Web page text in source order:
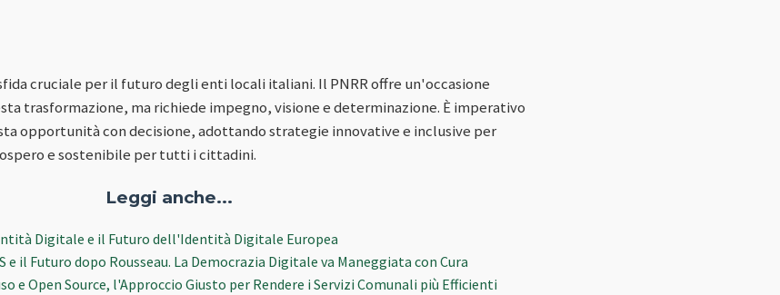
cruciale per il futuro degli enti locali italiani. Il PNRR offre un'occasione
trasformazione, ma richiede impegno, visione e determinazione. È imperativo
opportunità con decisione, adottando strategie innovative e inclusive per
e sostenibile per tutti i cittadini.
Leggi anche...
Digitale e il Futuro dell'Identità Digitale Europea
il Futuro dopo Rousseau. La Democrazia Digitale va Maneggiata con Cura
e Open Source, l'Approccio Giusto per Rendere i Servizi Comunali più Efficienti